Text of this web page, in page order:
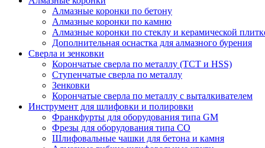
Алмазные коронки по бетону
Алмазные коронки по камню
Алмазные коронки по стеклу и керамической
Дополнительная оснастка для алмазного бурения
Сверла и зенковки
Корончатые сверла по металлу (TCT и HSS)
Ступенчатые сверла по металлу
Зенковки
Корончатые сверла по металлу c выталкивателем
Инструмент для шлифовки и полировки
Франкфурты для оборудования типа GM
Фрезы для оборудования типа СО
Шлифовальные чашки для бетона и камня